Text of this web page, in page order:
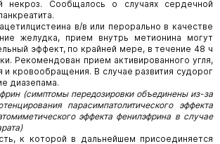
некроз. Сообщалось о случаях сердечной
в/в или перорально в качестве
желудка, прием внутрь метионина могут
эффект, по крайней мере, в течение 48 ч
Рекомендован прием активированного угля,
и кровообращения. В случае развития судорог
диазепама.
(симптомы передозировки объединены из-за
парасимпатолитического эффекта
эффекта фенилэфрина в случае
к которой в дальнейшем присоединяется